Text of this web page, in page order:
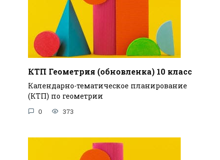
КТП Геометрия (обновленка) 10 класс
Календарно-тематическое планирование
(КТП) по геометрии
0 373